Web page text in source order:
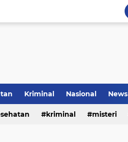
Kriminal Nasional News
kriminal misteri